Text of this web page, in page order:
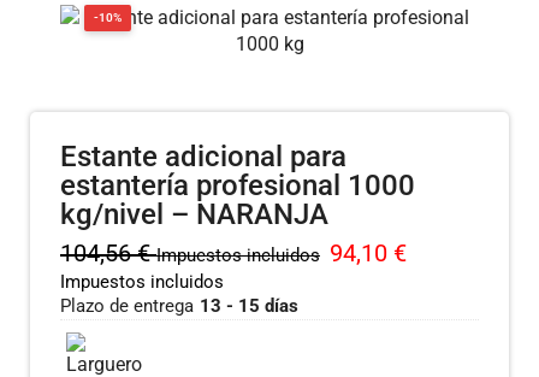
-10%
Estante adicional para
estantería profesional 1000
kg/nivel – NARANJA
104,56€ Impuestos incluidos 94,10 €
Impuestos incluidos
Plazo de entrega 13 - 15 días